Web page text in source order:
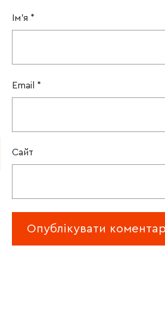
Ім'я *
Email *
Сайт